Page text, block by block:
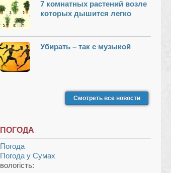
7 комнатных растений возле
которых дышится легко
Убирать – так с музыкой
Смотреть все новости
ПОГОДА
Погода
Погода у Сумах
вологість: